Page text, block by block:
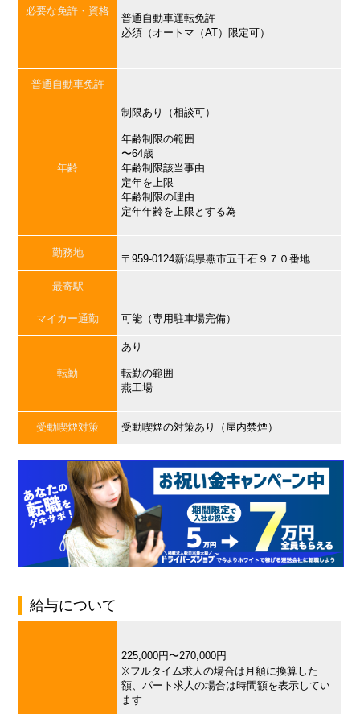
必要な免許・資格
普通自動車運転免許
必須（オートマ（AT）限定可）
普通自動車免許
年齢
制限あり（相談可）
年齢制限の範囲
〜64歳
年齢制限該当事由
定年を上限
年齢制限の理由
定年年齢を上限とする為
勤務地
〒959-0124新潟県燕市五千石９７０番地
最寄駅
マイカー通勤 可能（専用駐車場完備）
転勤
あり
転勤の範囲
燕工場
受動喫煙対策 受動喫煙の対策あり（屋内禁煙）
給与について
225,000円〜270,000円
※フルタイム求人の場合は月額に換算した
額、パート求人の場合は時間額を表示してい
ます